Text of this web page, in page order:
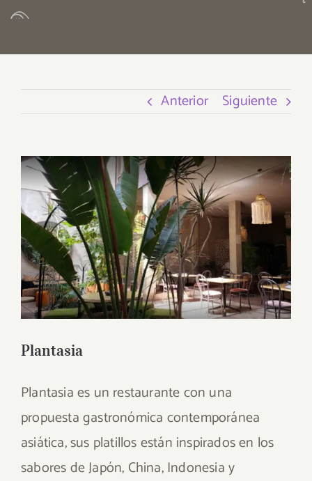
Anterior Siguiente
Plantasia
Plantasia es un restaurante con una
propuesta gastronómica contemporánea
asiática, sus platillos están inspirados en los
sabores de Japón, China, Indonesia y